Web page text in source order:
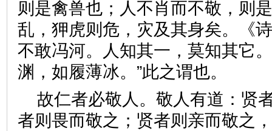
则是禽兽也；人不肖而不敬，则
乱，狎虎则危，灾及其身矣。《
不敢冯河。人知其一，莫知其它
渊，如履薄冰。”此之谓也。
故仁者必敬人。敬人有道：贤
者则畏而敬之；贤者则亲而敬之